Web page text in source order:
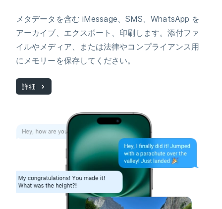
メタデータを含む iMessage、SMS、WhatsApp を
アーカイブ、エクスポート、印刷します。添付ファ
イルやメディア、または法律やコンプライアンス用
にメモリーを保存してください。
詳細